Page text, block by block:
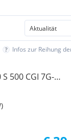
Infos zur Reihung
500 CGI 7G-